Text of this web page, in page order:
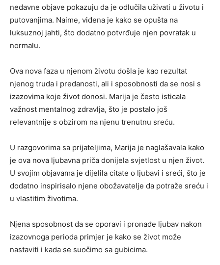
nedavne objave pokazuju da je odlučila uživati u životu i
putovanjima. Naime, viđena je kako se opušta na
luksuznoj jahti, što dodatno potvrđuje njen povratak u
normalu.
Ova nova faza u njenom životu došla je kao rezultat
njenog truda i predanosti, ali i sposobnosti da se nosi s
izazovima koje život donosi. Marija je često isticala
važnost mentalnog zdravlja, što je postalo još
relevantnije s obzirom na njenu trenutnu sreću.
U razgovorima sa prijateljima, Marija je naglašavala kako
je ova nova ljubavna priča donijela svjetlost u njen život.
U svojim objavama je dijelila citate o ljubavi i sreći, što je
dodatno inspirisalo njene obožavatelje da potraže sreću i
u vlastitim životima.
Njena sposobnost da se oporavi i pronađe ljubav nakon
izazovnoga perioda primjer je kako se život može
nastaviti i kada se suočimo sa gubicima.